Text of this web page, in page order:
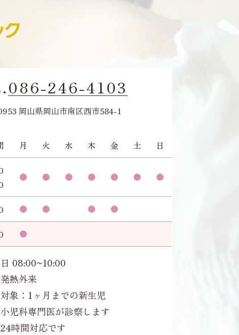
086-246-4103
岡山県岡山市南区西市584-1
月 火 水 木 金 土 日
日 08:00~10:00
発熱外来
対象：1ヶ月までの新生児
小児科専門医が診察します
24時間対応です